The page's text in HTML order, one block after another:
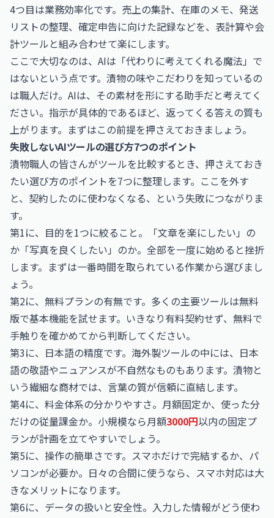
4つ目は業務効率化です。売上の集計、在庫のメモ、発送
リストの整理、確定申告に向けた記録などを、表計算や会
計ツールと組み合わせて楽にします。
ここで大切なのは、AIは「代わりに考えてくれる魔法」で
はないという点です。漬物の味やこだわりを知っているの
は職人だけ。AIは、その素材を形にする助手だと考えてく
ださい。指示が具体的であるほど、返ってくる答えの質も
上がります。まずはこの前提を押さえておきましょう。
失敗しないAIツールの選び方7つのポイント
漬物職人の皆さんがツールを比較するとき、押さえておき
たい選び方のポイントを7つに整理します。ここを外す
と、契約したのに使わなくなる、という失敗につながりま
す。
第1に、目的を1つに絞ること。「文章を楽にしたい」の
か「写真を良くしたい」のか。全部を一度に始めると挫折
します。まずは一番時間を取られている作業から選びまし
ょう。
第2に、無料プランの有無です。多くの主要ツールは無料
版で基本機能を試せます。いきなり有料契約せず、無料で
手触りを確かめてから判断してください。
第3に、日本語の精度です。海外製ツールの中には、日本
語の敬語やニュアンスが不自然なものもあります。漬物と
いう繊細な商材では、言葉の質が信頼に直結します。
第4に、料金体系の分かりやすさ。月額固定か、使った分
だけの従量課金か。小規模なら月額3000円以内の固定プ
ランが計画を立てやすいでしょう。
第5に、操作の簡単さです。スマホだけで完結するか、パ
ソコンが必要か。日々の合間に使うなら、スマホ対応は大
きなメリットになります。
第6に、データの扱いと安全性。入力した情報がどう使わ